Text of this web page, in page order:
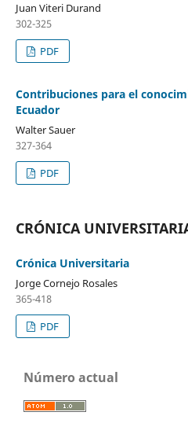
Juan Viteri Durand
302-325
PDF
Contribuciones para el
Ecuador
Walter Sauer
327-364
PDF
CRÓNICA
Crónica Universitaria
Jorge Cornejo Rosales
365-418
PDF
Número actual